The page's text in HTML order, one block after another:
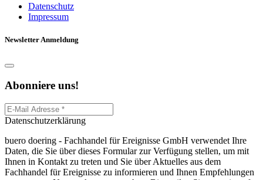
Datenschutz
Impressum
Newsletter Anmeldung
Abonniere uns!
Datenschutzerklärung
buero doering - Fachhandel für Ereignisse GmbH verwendet Ihre
Daten, die Sie über dieses Formular zur Verfügung stellen, um mit
Ihnen in Kontakt zu treten und Sie über Aktuelles aus dem
Fachhandel für Ereignisse zu informieren und Ihnen Empfehlungen